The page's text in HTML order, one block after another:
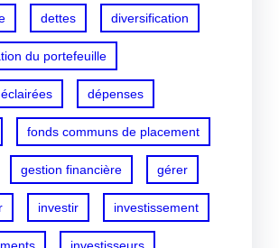
dettes diversification
du portefeuille
dépenses
fonds communs de placement
gestion financière gérer
investir investissement